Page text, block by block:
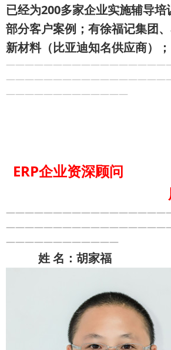
已经为200多家企业实施辅导培
部分客户案例；有徐福记集团
新材料（比亚迪知名供应商）；
—————————————
ERP企业资
用
————————————
姓 名：胡